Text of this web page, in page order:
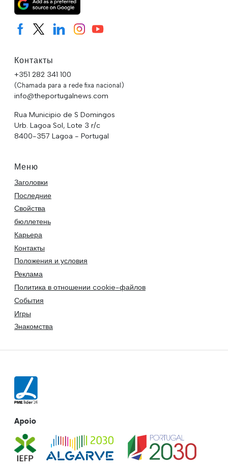
Контакты
+351 282 341 100
(Chamada para a rede fixa nacional)
info@theportugalnews.com
Rua Municipio de S Domingos
Urb. Lagoa Sol, Lote 3 r/c
8400-357 Lagoa - Portugal
Меню
Заголовки
Последние
Свойства
бюллетень
Карьера
Контакты
Положения и условия
Реклама
Политика в отношении cookie-файлов
События
Игры
Знакомства
Apoio